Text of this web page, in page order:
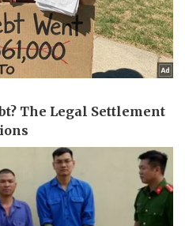
Quân sự - Quốc phòng
Vũ khí
Việt Nam
Phân tích